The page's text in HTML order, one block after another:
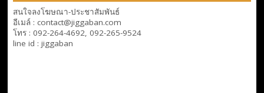
สนใจลงโฆษณา-ประชาสัมพันธ์
อีเมล์ : contact@jiggaban.com
โทร : 092-264-4692, 092-265-9524
line id : jiggaban